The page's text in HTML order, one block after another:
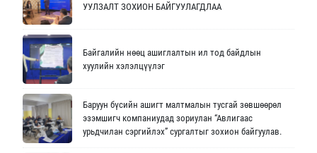
УУЛЗАЛТ ЗОХИОН БАЙГУУЛАГДЛАА
Байгалийн нөөц ашиглалтын ил тод байдлын
хуулийн хэлэлцүүлэг
Баруун бүсийн ашигт малтмалын тусгай зөвшөөрөл
эзэмшигч компаниудад зориулан “Авлигаас
урьдчилан сэргийлэх” сургалтыг зохион байгуулав.